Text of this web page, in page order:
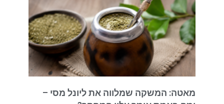
מאטה: המשקה שמלווה את ליונל מסי –